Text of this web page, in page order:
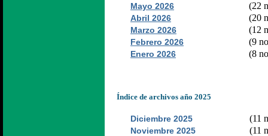
Mayo 2026 (22
Abril 2026 (20
Marzo 2026 (12
Febrero 2026 (9
Enero 2026 (8
Índice de archivos año 2025
Diciembre 2025 (11
Noviembre 2025 (11